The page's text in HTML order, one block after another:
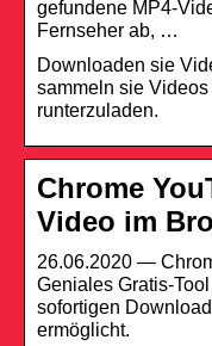
gefundene MP4-
Fernseher ab, …
Downloaden sie
sammeln sie
runterzuladen.
Chrome
Video im
26.06.2020 —
Geniales Gratis-
sofortigen
ermöglicht.